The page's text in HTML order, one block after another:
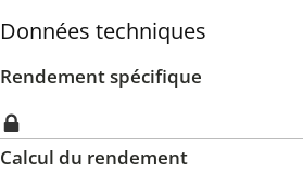
Données techniques
Rendement spécifique
Calcul du rendement